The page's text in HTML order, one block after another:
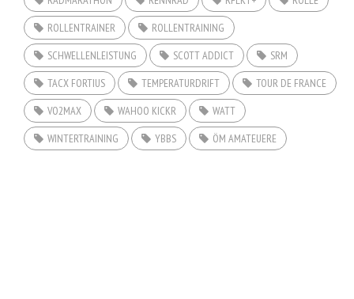
ROLLENTRAINER
ROLLENTRAINING
SCHWELLENLEISTUNG
SCOTT ADDICT
SRM
TACX FORTIUS
TEMPERATURDRIFT
TOUR DE FRANCE
VO2MAX
WAHOO KICKR
WATT
WINTERTRAINING
YBBS ÖM AMATEUERE